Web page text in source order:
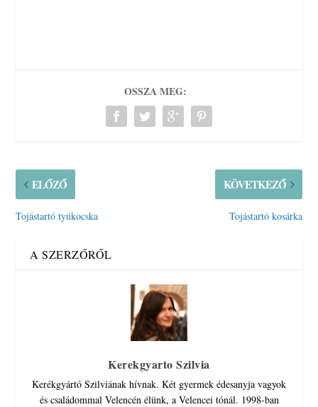
OSSZA MEG:
ELŐZŐ
Tojástartó tyúkocska
KÖVETKEZŐ
Tojástartó kosárka
A SZERZŐRŐL
Kerekgyarto Szilvia
Kerékgyártó Szilviának hívnak. Két gyermek édesanyja vagyok
és családommal Velencén élünk, a Velencei tónál. 1998-ban